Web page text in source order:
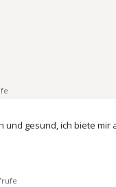
und gesund, ich biete